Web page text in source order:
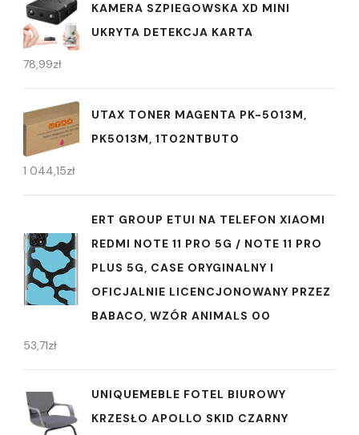
KAMERA SZPIEGOWSKA XD MINI
UKRYTA DETEKCJA KARTA
78,99zł
UTAX TONER MAGENTA PK-5013M,
PK5013M, 1T02NTBUT0
1 044,15zł
ERT GROUP ETUI NA TELEFON XIAOMI
REDMI NOTE 11 PRO 5G / NOTE 11 PRO
PLUS 5G, CASE ORYGINALNY I
OFICJALNIE LICENCJONOWANY PRZEZ
BABACO, WZÓR ANIMALS 00
53,71zł
UNIQUEMEBLE FOTEL BIUROWY
KRZESŁO APOLLO SKID CZARNY